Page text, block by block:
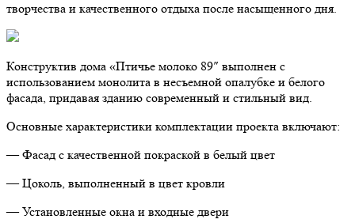
творчества и качественного отдыха после насыщенного дня.
Конструктив дома «Птичье молоко 89″ выполнен с
использованием монолита в несъемной опалубке и белого
фасада, придавая зданию современный и стильный вид.
Основные характеристики комплектации проекта включают:
— Фасад с качественной покраской в белый цвет
— Цоколь, выполненный в цвет кровли
— Установленные окна и входные двери